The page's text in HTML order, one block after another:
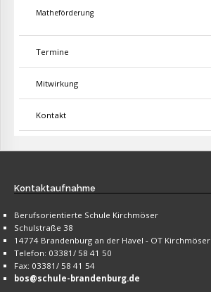
Matheförderung
Termine
Mitwirkung
Kontakt
Kontaktaufnahme
Berufsorientierte Schule Kirchmöser
Schulstraße 38
14774 Brandenburg an der Havel - OT Kirchmöser
Telefon: 03381/ 58 41 50
Fax: 03381/ 58 41 54
bos@schule-brandenburg.de